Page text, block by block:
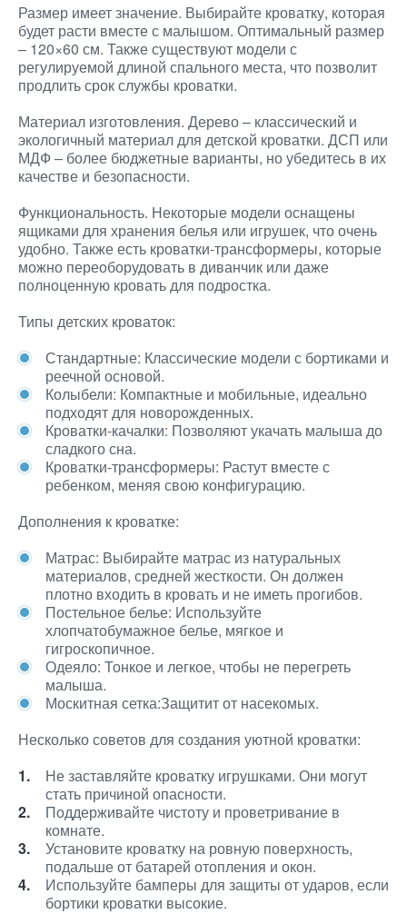
Размер имеет значение. Выбирайте кроватку, которая
будет расти вместе с малышом. Оптимальный размер
– 120×60 см. Также существуют модели с
регулируемой длиной спального места, что позволит
продлить срок службы кроватки.
Материал изготовления. Дерево – классический и
экологичный материал для детской кроватки. ДСП или
МДФ – более бюджетные варианты, но убедитесь в их
качестве и безопасности.
Функциональность. Некоторые модели оснащены
ящиками для хранения белья или игрушек, что очень
удобно. Также есть кроватки-трансформеры, которые
можно переоборудовать в диванчик или даже
полноценную кровать для подростка.
Типы детских кроваток:
Стандартные: Классические модели с бортиками и
реечной основой.
Колыбели: Компактные и мобильные, идеально
подходят для новорожденных.
Кроватки-качалки: Позволяют укачать малыша до
сладкого сна.
Кроватки-трансформеры: Растут вместе с
ребенком, меняя свою конфигурацию.
Дополнения к кроватке:
Матрас: Выбирайте матрас из натуральных
материалов, средней жесткости. Он должен
плотно входить в кровать и не иметь прогибов.
Постельное белье: Используйте
хлопчатобумажное белье, мягкое и
гигроскопичное.
Одеяло: Тонкое и легкое, чтобы не перегреть
малыша.
Москитная сетка:Защитит от насекомых.
Несколько советов для создания уютной кроватки:
Не заставляйте кроватку игрушками. Они могут
стать причиной опасности.
Поддерживайте чистоту и проветривание в
комнате.
Установите кроватку на ровную поверхность,
подальше от батарей отопления и окон.
Используйте бамперы для защиты от ударов, если
бортики кроватки высокие.